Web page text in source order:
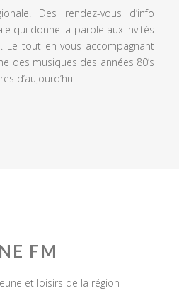
Des rendez-vous d’info
qui donne la parole aux invités
Le tout en vous accompagnant
des musiques des années 80’s
d’aujourd’hui.
FM
et loisirs de la région